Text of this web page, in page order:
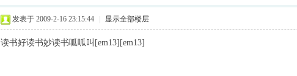
发表于 2009-2-16 23:15:44 显示全部楼层
读书好读书妙读书呱呱叫[em13][em13]